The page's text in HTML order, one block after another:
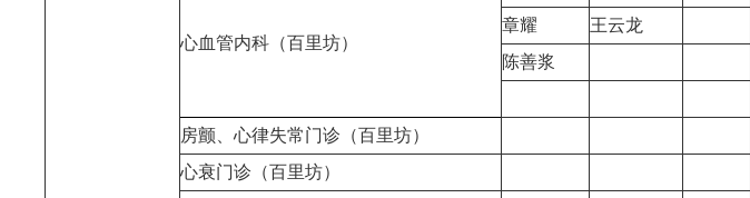
心血管内科（百里坊）
章耀
王云龙
陈善浆
房颤、心律失常门诊（百里坊）
心衰门诊（百里坊）